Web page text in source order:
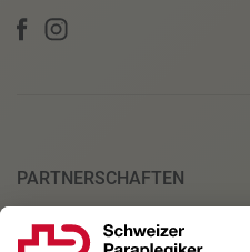
PARTNERSCHAFTEN